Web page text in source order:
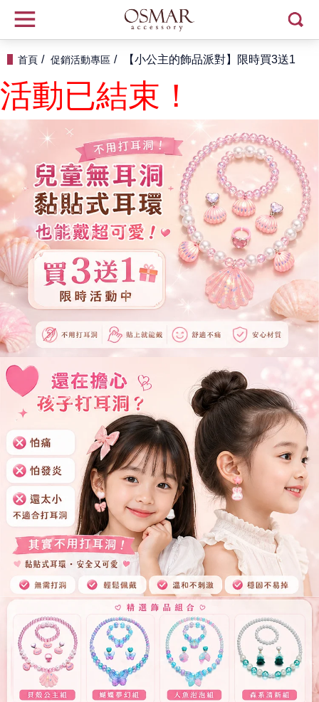
首頁 促銷活動專區 【小公主的飾品派對】限時買3送1
活動已結束！